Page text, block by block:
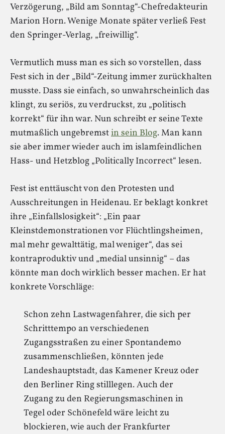
Verzögerung, „Bild am Sonntag“-Chefredakteurin
Marion Horn. Wenige Monate später verließ Fest
den Springer-Verlag, „freiwillig“.
Vermutlich muss man es sich so vorstellen, dass
Fest sich in der „Bild“-Zeitung immer zurückhalten
musste. Dass sie einfach, so unwahrscheinlich das
klingt, zu seriös, zu verdruckst, zu „politisch
korrekt“ für ihn war. Nun schreibt er seine Texte
mutmaßlich ungebremstin sein Blog. Man kann
sie aber immer wieder auch im islamfeindlichen
Hass- und Hetzblog „Politically Incorrect“ lesen.
Fest ist enttäuscht von den Protesten und
Ausschreitungen in Heidenau. Er beklagt konkret
ihre „Einfallslosigkeit“: „Ein paar
Kleinstdemonstrationen vor Flüchtlingsheimen,
mal mehr gewalttätig, mal weniger“, das sei
kontraproduktiv und „medial unsinnig“ – das
könnte man doch wirklich besser machen. Er hat
konkrete Vorschläge:
Schon zehn Lastwagenfahrer, die sich per
Schritttempo an verschiedenen
Zugangsstraßen zu einer Spontandemo
zusammenschließen, könnten jede
Landeshauptstadt, das Kamener Kreuz oder
den Berliner Ring stilllegen. Auch der
Zugang zu den Regierungsmaschinen in
Tegel oder Schönefeld wäre leicht zu
blockieren, wie auch der Frankfurter